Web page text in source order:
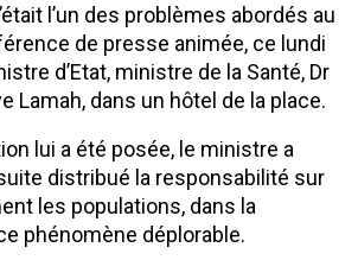
l’un des problèmes abordés au
de presse animée, ce lundi
d’Etat, ministre de la Santé, Dr
Lamah, dans un hôtel de la place.
lui a été posée, le ministre a
distribué la responsabilité sur
les populations, dans la
phénomène déplorable.